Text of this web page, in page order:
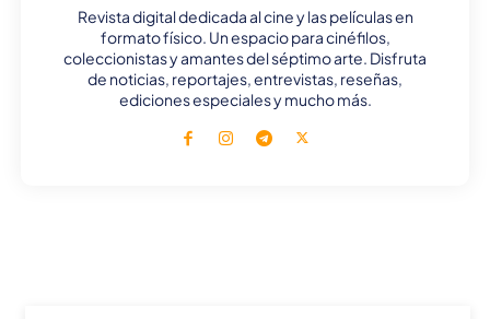
Revista digital dedicada al cine y las películas en
formato físico. Un espacio para cinéfilos,
coleccionistas y amantes del séptimo arte. Disfruta
de noticias, reportajes, entrevistas, reseñas,
ediciones especiales y mucho más.